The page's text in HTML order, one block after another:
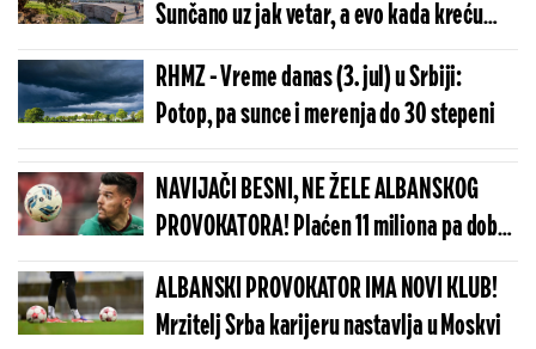
Sunčano uz jak vetar, a evo kada kreću
pljuskovi, temperature do 29 stepeni
RHMZ - Vreme danas (3. jul) u Srbiji:
Potop, pa sunce i merenja do 30 stepeni
NAVIJAČI BESNI, NE ŽELE ALBANSKOG
PROVOKATORA! Plaćen 11 miliona pa dobio
brutalnu poruku
ALBANSKI PROVOKATOR IMA NOVI KLUB!
Mrzitelj Srba karijeru nastavlja u Moskvi